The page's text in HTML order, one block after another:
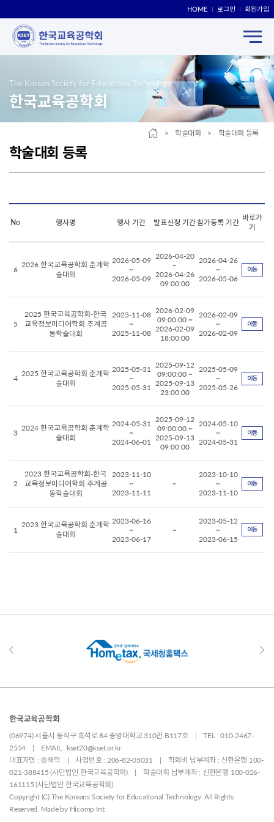
HOME 로그인 회원가입
The Korean Society for Educational Technology
한국교육공학회
학술대회 등록
> 학술대회 > 학술대회 등록
No 행사명 행사 기간 발표신청 기간 참가등록 기간
바로가
기
6
2026 한국교육공학회 춘계학
술대회
2026-05-09
~
2026-05-09
2026-04-20
~
2026-04-26
09:00:00
2026-04-26
~
2026-05-06
이동
5
2025 한국교육공학회-한국
교육정보미디어학회 추계공
동학술대회
2025-11-08
~
2025-11-08
2026-02-09
09:00:00 ~
2026-02-09
18:00:00
2026-02-09
~
2026-02-09
이동
4
2025 한국교육공학회 춘계학
술대회
2025-05-31
~
2025-05-31
2025-09-12
09:00:00 ~
2025-09-13
23:00:00
2025-05-09
~
2025-05-26
이동
3
2024 한국교육공학회 춘계학
술대회
2024-05-31
~
2024-06-01
2025-09-12
09:00:00 ~
2025-09-13
09:00:00
2024-05-10
~
2024-05-31
이동
2
2023 한국교육공학회-한국
교육정보미디어학회 추계공
동학술대회
2023-11-10
~
2023-11-11
~
2023-10-10
~
2023-11-10
이동
1
2023 한국교육공학회 춘계학
술대회
2023-06-16
~
2023-06-17
~
2023-05-12
~
2023-06-15
이동
한국교육공학회
(06974) 서울시 동작구 흑석로 84 중앙대학교 310관 B117호 | TEL : 010-2467-
2554 | EMAIL : kset20@kset.or.kr
대표자명 : 송해덕 | 사업번호 : 206-82-05031 | 학회비 납부계좌 : 신한은행 100-
021-388415 (사단법인 한국교육공학회) | 학술대회 납부계좌 : 신한은행 100-026-
161115 (사단법인 한국교육공학회)
Copyright (C) The Koreans Society for Educational Technology. All Rights
Reserved. Made by Hicomp Int.